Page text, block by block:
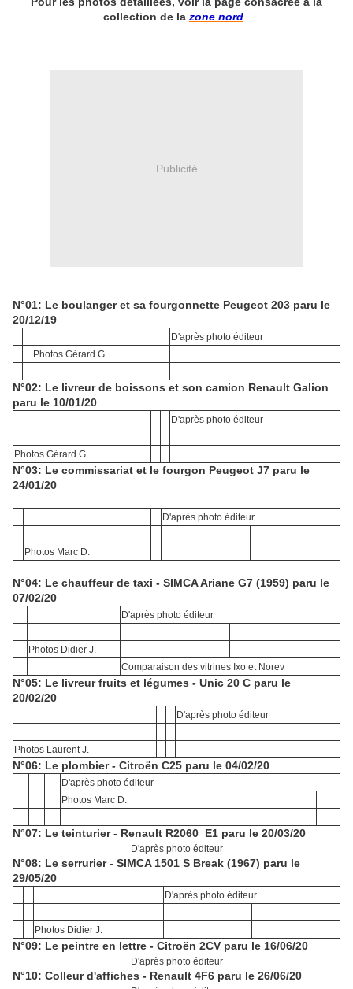
collection de la zone nord
Publicité
N°01: Le boulanger et sa fourgonnette Peugeot 203 paru le
20/12/19
D'après photo éditeur
Photos Gérard G
N°02: Le livreur de boissons et son camion Renault Galion
paru le 10/01/20
D'après photo éditeur
Photos Gérard G
N°03: Le commissariat et le fourgon Peugeot J7 paru le
24/01/20
D'après photo éditeur
Photos Marc D.
N°04: Le chauffeur de taxi - SIMCA Ariane G7 (1959) paru le
07/02/20
D'après photo éditeur
Photos Didier J.
Comparaison des vitrines Ixo et Norev
N°05: Le livreur fruits et légumes - Unic 20 C paru le
20/02/20
D'après photo éditeur
Photos Laurent J.
N°06: Le plombier - Citroën C25 paru le 04/02/20
D'après photo éditeur
Photos Marc D.
N°07: Le teinturier - Renault R2060 E1 paru le 20/03/20
D'après photo éditeur
N°08: Le serrurier - SIMCA 1501 S Break (1967) paru le
29/05/20
D'après photo éditeur
Photos Didier J.
N°09: Le peintre en lettre - Citroën 2CV paru le 16/06/20
D'après photo éditeur
N°10: Colleur d'affiches - Renault 4F6 paru le 26/06/20